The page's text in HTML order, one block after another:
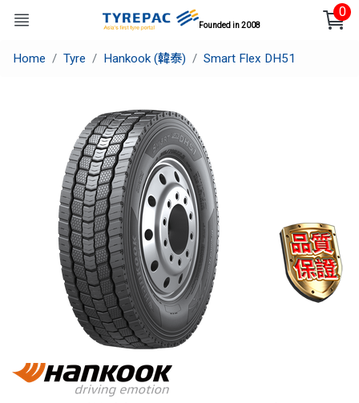
Founded in 2008
0
Home Tyre Hankook (韓泰) Smart Flex DH51